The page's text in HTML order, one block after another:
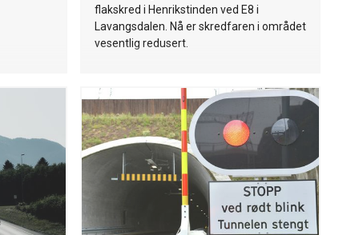
flakskred i Henrikstinden ved E8 i
Lavangsdalen. Nå er skredfaren i området
vesentlig redusert.